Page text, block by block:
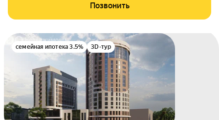
Позвонить
семейная ипотека 3.5% 3D-тур